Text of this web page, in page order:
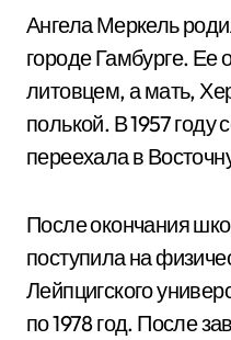
Ангела Меркель
городе Гамбурге. Ее
литовцем, а мать,
полькой. В 1957 году
переехала в
После окончания
поступила на
Лейпцигского
по 1978 год. После